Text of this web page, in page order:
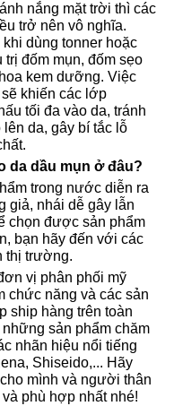
nắng mặt trời thì các
trở nên vô nghĩa.
dùng tonner hoặc
đốm mụn, đốm sẹo
kem dưỡng. Việc
khiến các lớp
tối đa vào da, tránh
da, gây bí tắc lỗ
da dầu mụn ở đâu?
trong nước diễn ra
giả, nhái dễ gây lẫn
chọn được sản phẩm
bạn hãy đến với các
thị trường.
vị phân phối mỹ
chức năng và các sản
ship hàng trên toàn
sản phẩm chăm
nhãn hiệu nổi tiếng
Shiseido,... Hãy
mình và người thân
phù hợp nhất nhé!